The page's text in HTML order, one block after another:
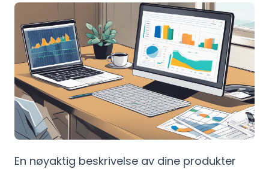
En nøyaktig beskrivelse av dine produkter